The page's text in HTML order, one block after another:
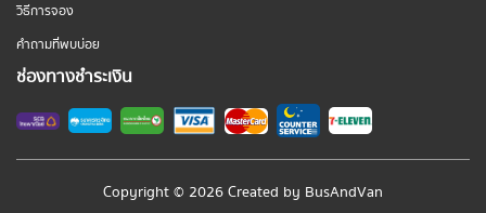
วิธีการจอง
คำถามที่พบบ่อย
ช่องทางชำระเงิน
Copyright © 2026 Created by BusAndVan